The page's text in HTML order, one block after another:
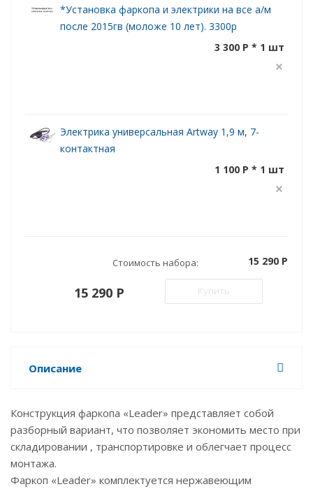
*Установка фаркопа и электрики на все а/м
после 2015гв (моложе 10 лет). 3300р
3 300 P * 1 шт
Электрика универсальная Artway 1,9 м, 7-
контактная
1 100 P * 1 шт
Стоимость набора: 15 290 P
15 290 P Купить
Описание
Конструкция фаркопа «Leader» представляет собой
разборный вариант, что позволяет экономить место при
складировании , транспортировке и облегчает процесс
монтажа.
Фаркоп «Leader» комплектуется нержавеющим